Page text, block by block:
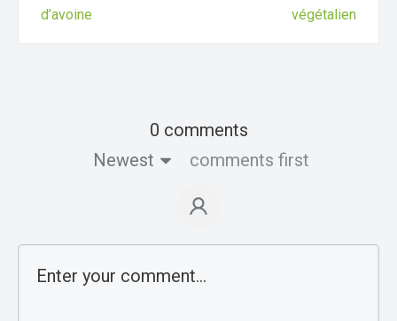
d’avoine
végétalien
0 comments
Newest
comments first